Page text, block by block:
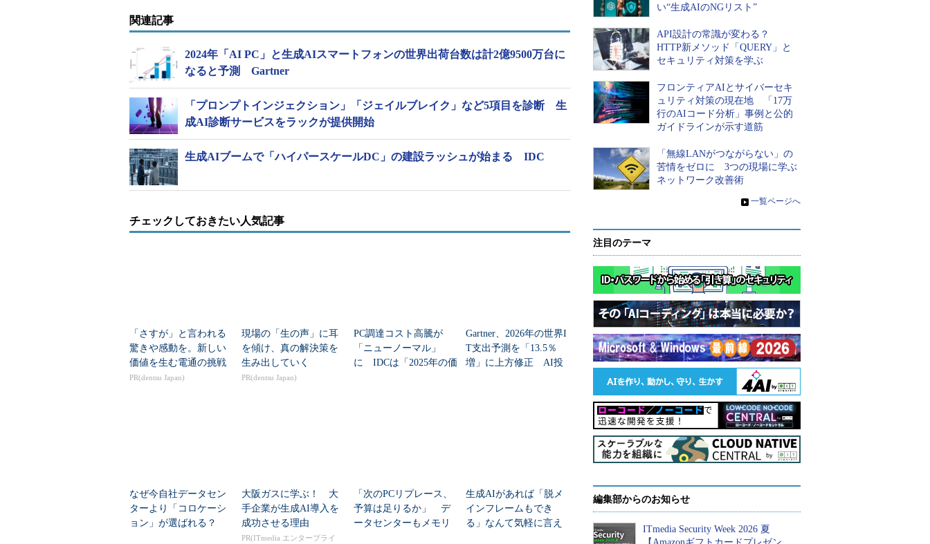
関連記事
2024年「AI PC」と生成AIスマートフォンの世界出荷台数は計2億9500万台に
なると予測 Gartner
「プロンプトインジェクション」「ジェイルブレイク」など5項目を診断 生
成AI診断サービスをラックが提供開始
生成AIブームで「ハイパースケールDC」の建設ラッシュが始まる IDC
チェックしておきたい人気記事
「さすが」と言われる
驚きや感動を。新しい
価値を生む電通の挑戦
PR(dentsu Japan)
現場の「生の声」に耳
を傾け、真の解決策を
生み出していく
PR(dentsu Japan)
PC調達コスト高騰が
「ニューノーマル」
に IDCは「2025年の価
Gartner、2026年の世界I
T支出予測を「13.5％
増」に上方修正 AI投
なぜ今自社データセン
ターより「コロケーシ
ョン」が選ばれる？
大阪ガスに学ぶ！ 大
手企業が生成AI導入を
成功させる理由
PR(ITmedia エンタープライ
「次のPCリプレース、
予算は足りるか」 デ
ータセンターもメモリ
生成AIがあれば「脱メ
インフレームもでき
る」なんて気軽に言え
い“生成AIのNGリスト”
API設計の常識が変わる？
HTTP新メソッド「QUERY」と
セキュリティ対策を学ぶ
フロンティアAIとサイバーセキ
ュリティ対策の現在地 「17万
行のAIコード分析」事例と公的
ガイドラインが示す道筋
「無線LANがつながらない」の
苦情をゼロに 3つの現場に学ぶ
ネットワーク改善術
» 一覧ページへ
注目のテーマ
編集部からのお知らせ
ITmedia Security Week 2026 夏